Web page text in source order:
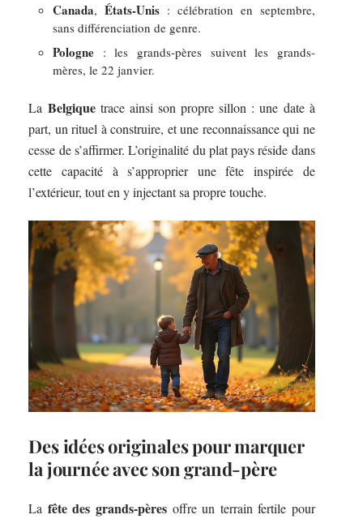
Canada,États-Unis : célébration en septembre,
sans différenciation de genre.
Pologne : les grands-pères suivent les grands-
mères, le 22 janvier.
La Belgiquetrace ainsi son propre sillon : une date à
part, un rituel à construire, et une reconnaissance qui ne
cesse de s’affirmer. L’originalité du plat pays réside dans
cette capacité à s’approprier une fête inspirée de
l’extérieur, tout en y injectant sa propre touche.
Des idées originales pour marquer
la journée avec son grand-père
La fête des grands-pèresoffre un terrain fertile pour